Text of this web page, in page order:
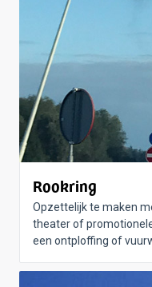
Rookring
Opzettelijk te maken
theater of
een ontploffing of